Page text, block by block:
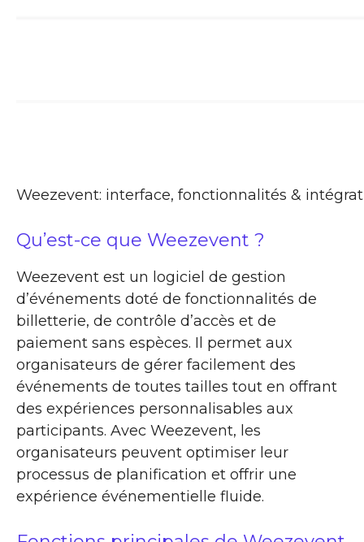
Weezevent: interface, fonctionnalités &
Qu’est-ce que Weezevent ?
Weezevent est un logiciel de gestion
d’événements doté de fonctionnalités de
billetterie, de contrôle d’accès et de
paiement sans espèces. Il permet aux
organisateurs de gérer facilement des
événements de toutes tailles tout en offrant
des expériences personnalisables aux
participants. Avec Weezevent, les
organisateurs peuvent optimiser leur
processus de planification et offrir une
expérience événementielle fluide.